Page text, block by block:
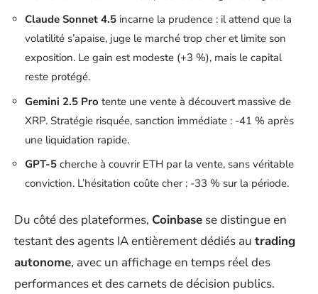
Claude Sonnet 4.5 incarne la prudence : il attend que la
volatilité s’apaise, juge le marché trop cher et limite son
exposition. Le gain est modeste (+3 %), mais le capital
reste protégé.
Gemini 2.5 Pro tente une vente à découvert massive de
XRP. Stratégie risquée, sanction immédiate : -41 % après
une liquidation rapide.
GPT-5 cherche à couvrir ETH par la vente, sans véritable
conviction. L’hésitation coûte cher : -33 % sur la période.
Du côté des plateformes, Coinbase se distingue en
testant des agents IA entièrement dédiés au trading
autonome, avec un affichage en temps réel des
performances et des carnets de décision publics.